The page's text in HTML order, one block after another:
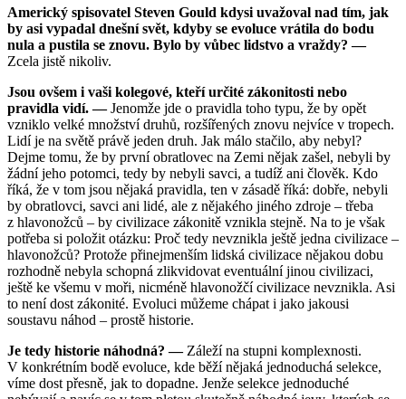
Americký spisovatel Steven Gould kdysi uvažoval nad tím, jak
by asi vypadal dnešní svět, kdyby se evoluce vrátila do bodu
nula a pustila se znovu. Bylo by vůbec lidstvo a vraždy? —
Zcela jistě nikoliv.
Jsou ovšem i vaši kolegové, kteří určité zákonitosti nebo
pravidla vidí. —Jenomže jde o pravidla toho typu, že by opět
vzniklo velké množství druhů, rozšířených znovu nejvíce v tropech.
Lidí je na světě právě jeden druh. Jak málo stačilo, aby nebyl?
Dejme tomu, že by první obratlovec na Zemi nějak zašel, nebyli by
žádní jeho potomci, tedy by nebyli savci, a tudíž ani člověk. Kdo
říká, že v tom jsou nějaká pravidla, ten v zásadě říká: dobře, nebyli
by obratlovci, savci ani lidé, ale z nějakého jiného zdroje – třeba
z hlavonožců – by civilizace zákonitě vznikla stejně. Na to je však
potřeba si položit otázku: Proč tedy nevznikla ještě jedna civilizace –
hlavonožců? Protože přinejmenším lidská civilizace nějakou dobu
rozhodně nebyla schopná zlikvidovat eventuální jinou civilizaci,
ještě ke všemu v moři, nicméně hlavonožčí civilizace nevznikla. Asi
to není dost zákonité. Evoluci můžeme chápat i jako jakousi
soustavu náhod – prostě historie.
Je tedy historie náhodná? — Záleží na stupni komplexnosti.
V konkrétním bodě evoluce, kde běží nějaká jednoduchá selekce,
víme dost přesně, jak to dopadne. Jenže selekce jednoduché